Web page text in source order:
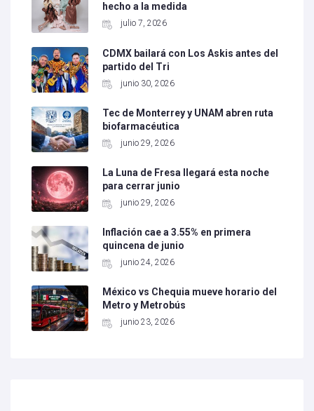
hecho a la medida
julio 7, 2026
CDMX bailará con Los Askis antes del
partido del Tri
junio 30, 2026
Tec de Monterrey y UNAM abren ruta
biofarmacéutica
junio 29, 2026
La Luna de Fresa llegará esta noche
para cerrar junio
junio 29, 2026
Inflación cae a 3.55% en primera
quincena de junio
junio 24, 2026
México vs Chequia mueve horario del
Metro y Metrobús
junio 23, 2026